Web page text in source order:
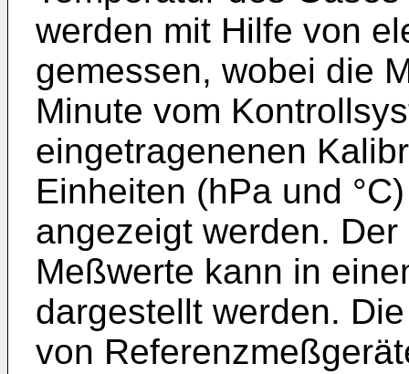
werden mit Hilfe von
gemessen, wobei die
Minute vom
eingetragenenen
Einheiten (hPa und
angezeigt werden.
Meßwerte kann in
dargestellt werden.
von